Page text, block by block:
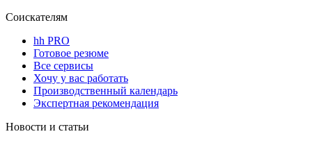
Соискателям
hh PRO
Готовое резюме
Все сервисы
Хочу у вас работать
Производственный календарь
Экспертная рекомендация
Новости и статьи